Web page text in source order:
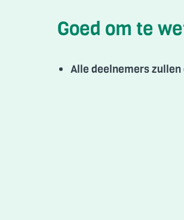
Goed om te
Alle deelnemers